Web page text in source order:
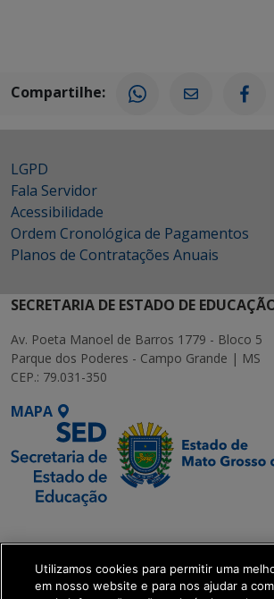
Compartilhe:
LGPD
Fala Servidor
Acessibilidade
Ordem Cronológica de Pagamentos
Planos de Contratações Anuais
SECRETARIA DE ESTADO DE
Av. Poeta Manoel de Barros 1779 - Bloco 5
Parque dos Poderes - Campo Grande | MS
CEP.: 79.031-350
MAPA
Executiva de
Transformação Digital
Utilizamos cookies para permitir uma
em nosso website e para nos ajudar a